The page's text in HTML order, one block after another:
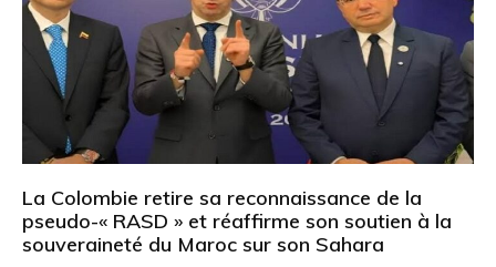
La Colombie retire sa reconnaissance de la
pseudo-« RASD » et réaffirme son soutien à la
souveraineté du Maroc sur son Sahara